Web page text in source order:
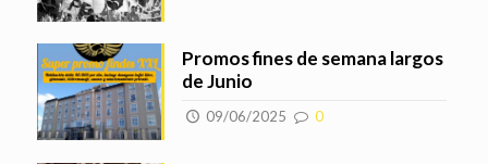
Promos fines de semana largos
de Junio
09/06/2025 0